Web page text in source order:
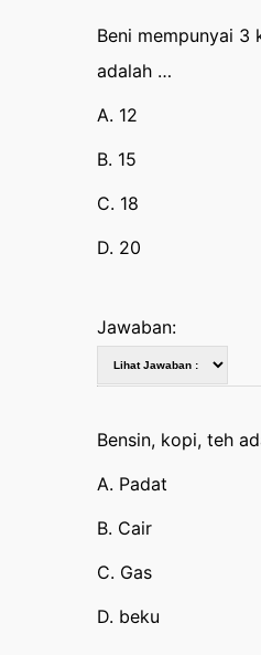
Beni mempunyai 3
adalah …
A. 12
B. 15
C. 18
D. 20
Jawaban:
Bensin, kopi, teh
A. Padat
B. Cair
C. Gas
D. beku